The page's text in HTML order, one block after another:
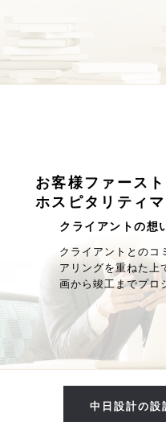
お客様ファース
ホスピタリティ
クライアントの想
クライアントとのコ
アリングを重ねた上
画から竣工までプロ
中日設計の設